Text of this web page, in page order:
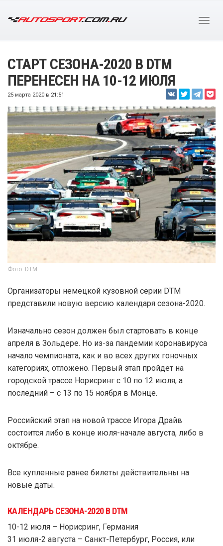
СТАРТ СЕЗОНА-2020 В DTM
ПЕРЕНЕСЕН НА 10-12 ИЮЛЯ
25 марта 2020 в 21:51
Фото: DTM
Организаторы немецкой кузовной серии DTM
представили новую версию календаря сезона-2020.
Изначально сезон должен был стартовать в конце
апреля в Зольдере. Но из-за пандемии коронавируса
начало чемпионата, как и во всех других гоночных
категориях, отложено. Первый этап пройдет на
городской трассе Норисринг с 10 по 12 июля, а
последний – с 13 по 15 ноября в Монце.
Российский этап на новой трассе Игора Драйв
состоится либо в конце июля-начале августа, либо в
октябре.
Все купленные ранее билеты действительны на
новые даты.
КАЛЕНДАРЬ СЕЗОНА-2020 В DTM
10-12 июля – Норисринг, Германия
31 июля-2 августа – Санкт-Петербург, Россия, или